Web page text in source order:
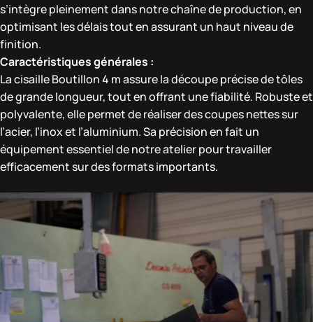
s’intègre pleinement dans notre chaîne de production, en
optimisant les délais tout en assurant un haut niveau de
finition.
Caractéristiques générales :
La cisaille Boutillon 4 m assure la découpe précise de tôles
de grande longueur, tout en offrant une fiabilité. Robuste et
polyvalente, elle permet de réaliser des coupes nettes sur
l’acier, l’inox et l’aluminium. Sa précision en fait un
équipement essentiel de notre atelier pour travailler
efficacement sur des formats importants.